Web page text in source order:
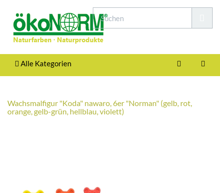
Alle Kategorien
Wachsmalfigur "Koda" nawaro, 6er "Norman" (gelb, rot,
orange, gelb-grün, hellblau, violett)